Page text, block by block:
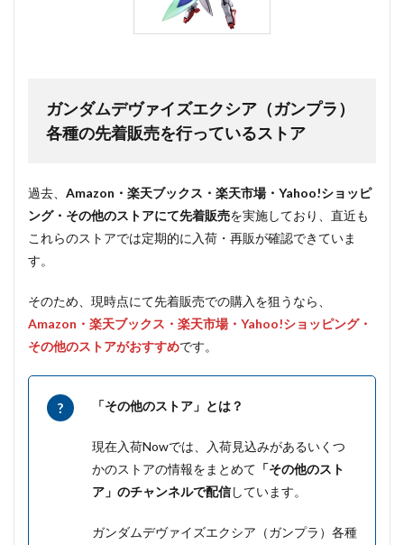
ガンダムデヴァイズエクシア（ガンプラ）
各種の先着販売を行っているストア
過去、 Amazon・楽天ブックス・楽天市場・Yahoo!ショッピ
ング・その他のストアにて先着販売を実施しており、直近も
これらのストアでは定期的に入荷・再販が確認できていま
す。
そのため、現時点にて先着販売での購入を狙うなら、
Amazon・楽天ブックス・楽天市場・Yahoo!ショッピング・
その他のストアがおすすめです。
「その他のストア」とは？
現在入荷Nowでは、入荷見込みがあるいくつ
かのストアの情報をまとめて 「その他のスト
ア」のチャンネルで配信しています。
ガンダムデヴァイズエクシア（ガンプラ）各種